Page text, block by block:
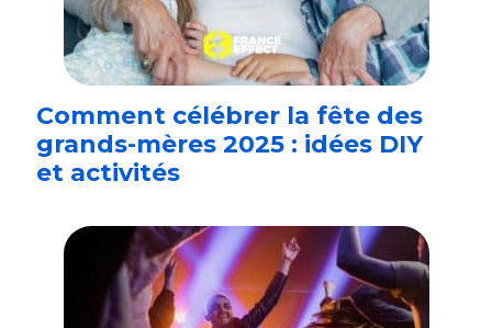
Comment célébrer la fête des
grands-mères 2025 : idées DIY
et activités